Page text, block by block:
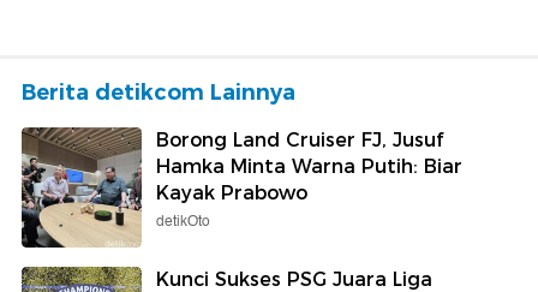
Berita detikcom Lainnya
Borong Land Cruiser FJ, Jusuf
Hamka Minta Warna Putih: Biar
Kayak Prabowo
detikOto
Kunci Sukses PSG Juara Liga